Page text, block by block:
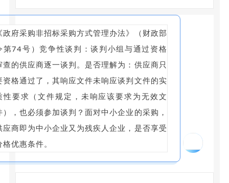
政府采购非招标采购方式管理办法》（财政部
第74号）竞争性谈判：谈判小组与通过资格
查的供应商逐一谈判。是否理解为：供应商只
资格通过了，其响应文件未响应谈判文件的实
性要求（文件规定，未响应该要求为无效文
），也必须参加谈判？面对中小企业的采购，
应商即为中小企业又为残疾人企业，是否享受
格优惠条件。